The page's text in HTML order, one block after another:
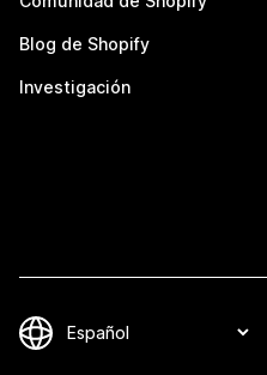
Blog de Shopify
Investigación